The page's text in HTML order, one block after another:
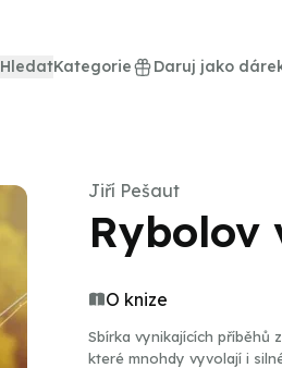
HledatKategorie Daruj jako
Jiří Pešaut
Rybolov
O knize
Sbírka vynikajících příběhů
které mnohdy vyvolají i